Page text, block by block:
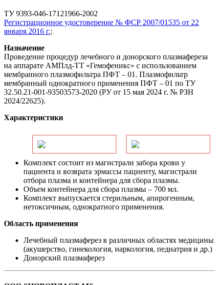
ТУ 9393-046-17121966-2002
Регистрационное удостоверение № ФСР 2007/01535 от 22
января 2016 г.;
Назначение
Проведение процедур лечебного и донорского плазмафереза
на аппарате АМПлд-ТТ «Гемофеникс» с использованием
мембранного плазмофильтра ПФТ – 01. Плазмофильтр
мембранный однократного применения ПФТ – 01 по ТУ
32.50.21-001-93503573-2020 (РУ от 15 мая 2024 г. № РЗН
2024/22625).
Характеристики
Комплект состоит из магистрали забора крови у
пациента и возврата эрмассы пациенту, магистрали
отбора плазма и контейнера для сбора плазмы.
Объем контейнера для сбора плазмы – 700 мл.
Комплект выпускается стерильным, апирогенным,
нетоксичным, однократного применения.
Область применения
Лечебный плазмаферез в различных областях медицины
(акушерство, гинекология, наркология, педиатрия и др.)
Донорский плазмаферез